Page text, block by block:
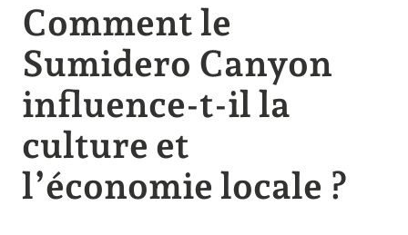
Comment le
Sumidero Canyon
influence-t-il la
culture et
l’économie locale ?